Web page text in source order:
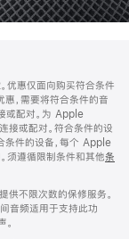
优惠仅面向购买符合条件
，需要将符合条件的音
或配对。为 Apple
或配对。符合条件的设
条件的设备，每个 Apple
须遵循限制条件和其他条
不限次数的保修服务。
音频适用于支持此功